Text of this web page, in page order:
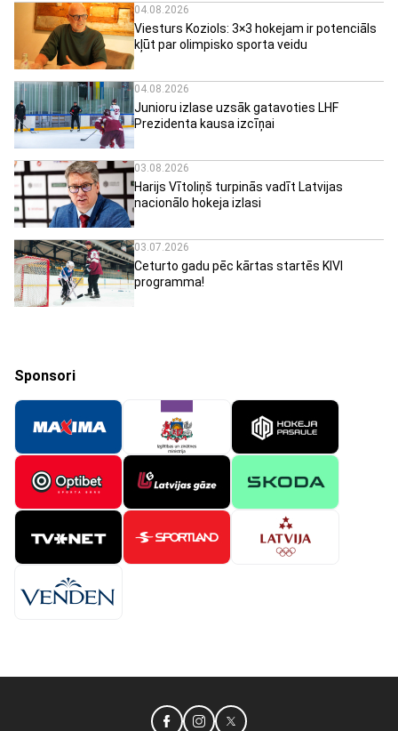
04.08.2026
Viesturs Koziols: 3×3 hokejam ir potenciāls
kļūt par olimpisko sporta veidu
04.08.2026
Junioru izlase uzsāk gatavoties LHF
Prezidenta kausa izcīņai
03.08.2026
Harijs Vītoliņš turpinās vadīt Latvijas
nacionālo hokeja izlasi
03.07.2026
Ceturto gadu pēc kārtas startēs KIVI
programma!
Sponsori